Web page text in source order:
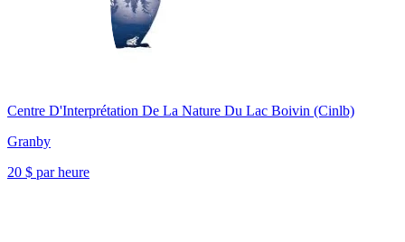
Centre D'Interprétation De La Nature Du Lac Boivin (Cinlb)
Granby
20 $ par heure